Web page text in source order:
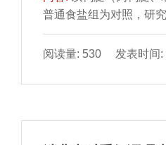
普通食盐组为对照，研
NaCl（A1组：
NaCl∶KCl=75∶25；A3组
NaCl∶KCl=60∶40）对卤
方。结果表明：与普 通
阅读量: 530 发表时间: